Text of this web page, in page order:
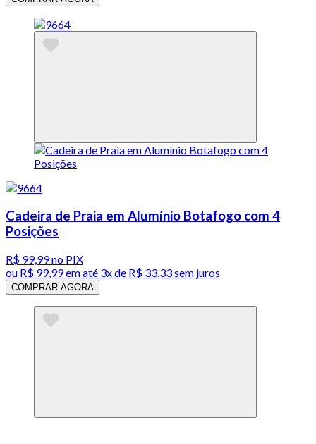
Cadeira de Praia em Alumínio Botafogo com 4
Posições
R$ 99,99no PIX
ou R$ 99,99em até 3x de R$ 33,33 sem juros
COMPRAR AGORA